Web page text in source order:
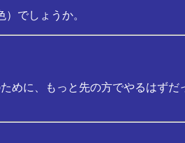
でしょうか。
に、もっと先の方でやるはずだ